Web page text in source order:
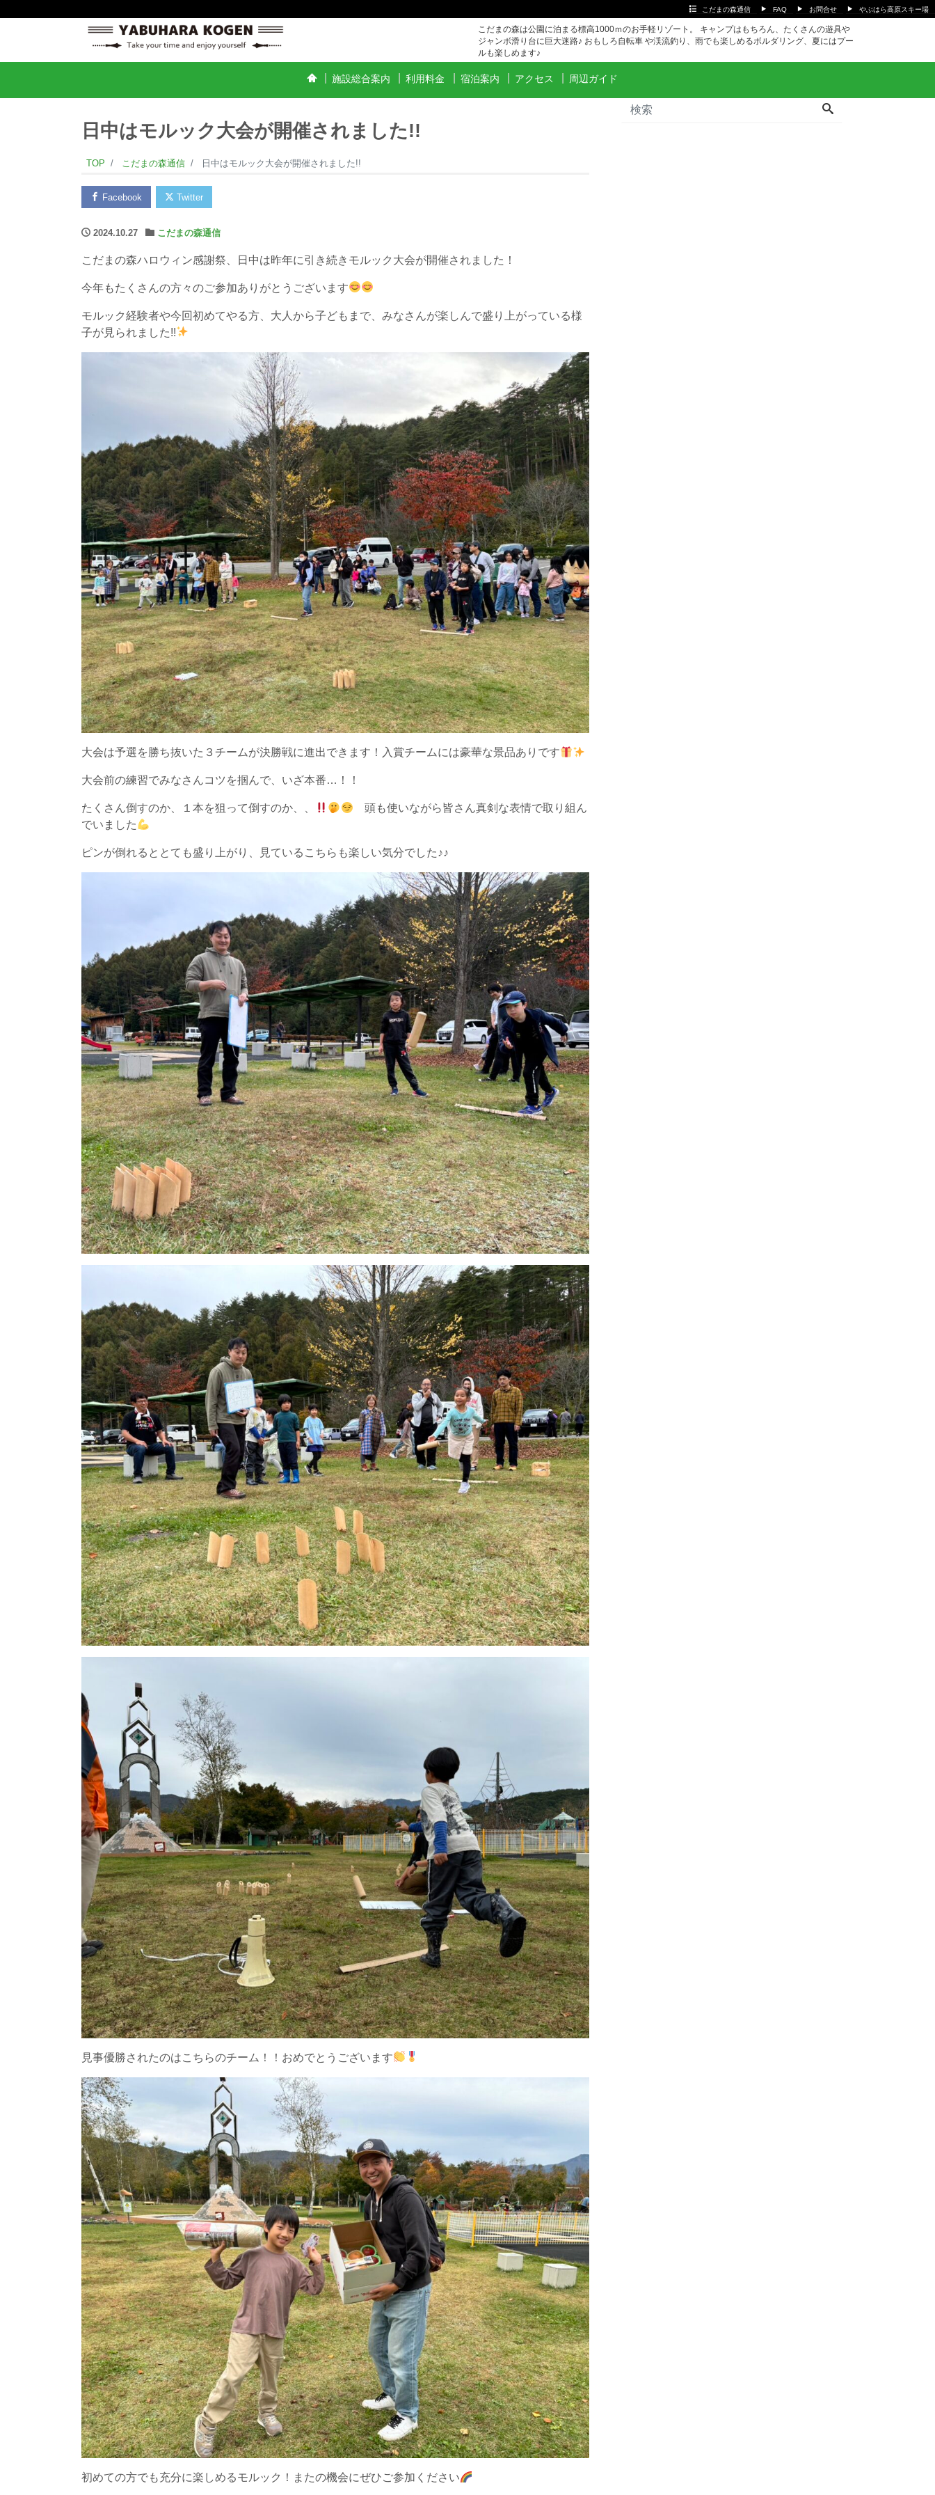
こだまの森通信 FAQ お問合せ やぶはら高原スキー場
こだまの森は公園に泊まる標高1000ｍのお手軽リゾート。 キャンプはもちろん、たくさんの遊具や
ジャンボ滑り台に巨大迷路♪ おもしろ自転車 や渓流釣り、雨でも楽しめるボルダリング、夏にはプー
ルも楽しめます♪
施設総合案内 利用料金 宿泊案内 アクセス 周辺ガイド
日中はモルック大会が開催されました!!
TOP こだまの森通信 日中はモルック大会が開催されました!!
Facebook Twitter
2024.10.27 こだまの森通信
こだまの森ハロウィン感謝祭、日中は昨年に引き続きモルック大会が開催されました！
今年もたくさんの方々のご参加ありがとうございます
モルック経験者や今回初めてやる方、大人から子どもまで、みなさんが楽しんで盛り上がっている様
子が見られました!!
大会は予選を勝ち抜いた３チームが決勝戦に進出できます！入賞チームには豪華な景品ありです
大会前の練習でみなさんコツを掴んで、いざ本番…！！
たくさん倒すのか、１本を狙って倒すのか、、
頭も使いながら皆さん真剣な表情で取り組ん
でいました
ピンが倒れるととても盛り上がり、見ているこちらも楽しい気分でした♪♪
見事優勝されたのはこちらのチーム！！おめでとうございます
初めての方でも充分に楽しめるモルック！またの機会にぜひご参加ください